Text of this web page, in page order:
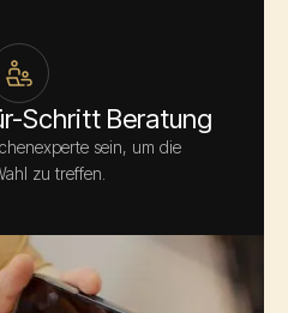
Schritt Beratung
sein, um die
zu treffen.